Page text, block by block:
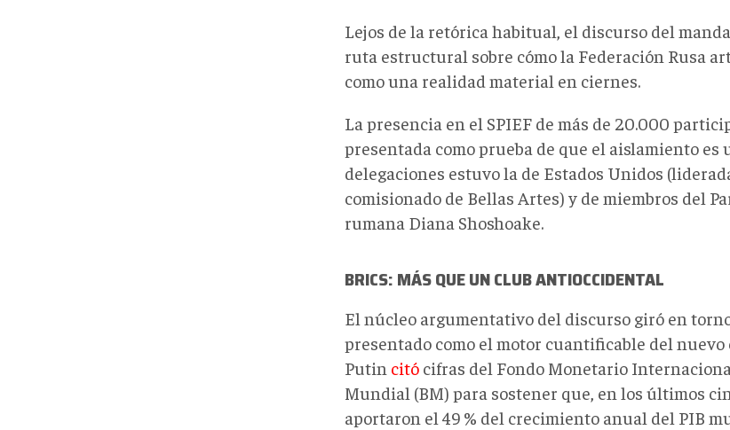
Lejos de la retórica habitual, el discurso del
ruta estructural sobre cómo la Federación Rusa
como una realidad material en ciernes.
La presencia en el SPIEF de más de 20.000
presentada como prueba de que el aislamiento es
delegaciones estuvo la de Estados Unidos
comisionado de Bellas Artes) y de miembros del
rumana Diana Shoshoake.
BRICS: MÁS QUE UN CLUB ANTIOCCIDENTAL
El núcleo argumentativo del discurso giró en
presentado como el motor cuantificable del
Putin citó cifras del Fondo Monetario
Mundial (BM) para sostener que, en los últimos
aportaron el 49 % del crecimiento anual del PIB